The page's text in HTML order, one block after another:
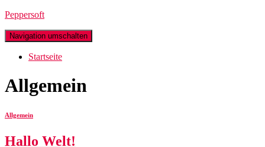
Peppersoft
Navigation umschalten
Startseite
Allgemein
Allgemein
Hallo Welt!